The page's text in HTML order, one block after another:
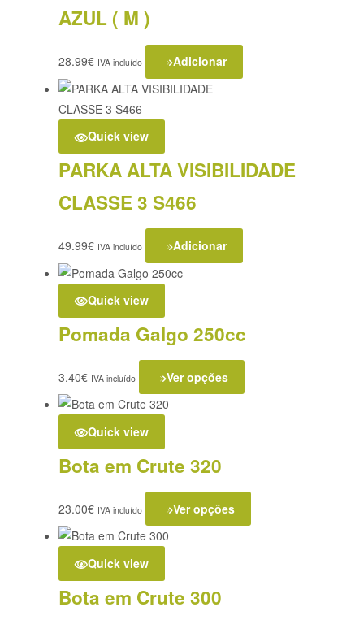
AZUL ( M )
28.99€ IVA incluído Adicionar
Quick view
PARKA ALTA VISIBILIDADE
CLASSE 3 S466
49.99€ IVA incluído Adicionar
Quick view
Pomada Galgo 250cc
3.40€ IVA incluído Ver opções
Quick view
Bota em Crute 320
23.00€ IVA incluído Ver opções
Quick view
Bota em Crute 300